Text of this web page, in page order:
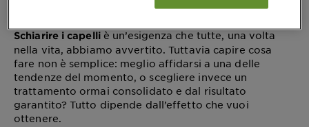
Schiarire i capelli è un’esigenza che tutte, una volta
nella vita, abbiamo avvertito. Tuttavia capire cosa
fare non è semplice: meglio affidarsi a una delle
tendenze del momento, o scegliere invece un
trattamento ormai consolidato e dal risultato
garantito? Tutto dipende dall’effetto che vuoi
ottenere.